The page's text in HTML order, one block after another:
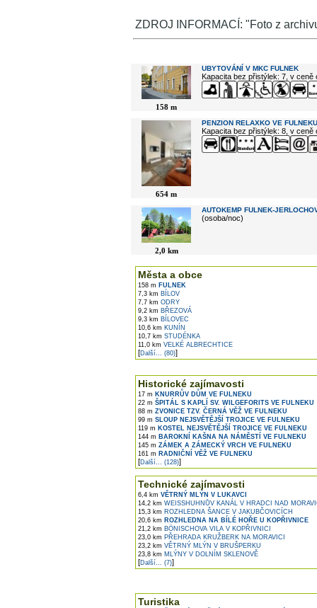
ZDROJ INFORMACÍ: "Foto z
158 m
UBYTOVÁNÍ V MKC FULNEK
Kapacita bez přistýlek: 7, v ceně
654 m
PENZION RELAXKO VE FULNEKU
Kapacita bez přistýlek: 8, v ceně
2,0 km
AUTOKEMP FULNEK-
(osoba/noc)
Města a obce
158 m FULNEK
7,3 km BÍLOV
7,7 km ODRY
9,2 km BŘEZOVÁ
9,3 km BÍLOVEC
10,6 km KUNÍN
10,7 km STUDÉNKA
11,0 km VELKÉ ALBRECHTICE
[Další... (80)]
Historické zajímavosti
17 m KNURRŮV DŮM VE FULNEKU
22 m ŠPITÁL S KAPLÍ SV. WILGEFORITS VE FULNEKU
88 m ZVONICE TZV. ČERNÁ VĚŽ VE FULNEKU
99 m SLOUP NEJSVĚTĚJŠÍ TROJICE VE FULNEKU
119 m KOSTEL NEJSVĚTĚJŠÍ TROJICE VE FULNEKU
144 m BAROKNÍ KAŠNA NA NÁMĚSTÍ VE FULNEKU
145 m ZÁMEK A ZÁMECKÝ VRCH VE FULNEKU
161 m RADNIČNÍ VĚŽ VE FULNEKU
[Další... (128)]
Technické zajímavosti
6,4 km VĚTRNÝ MLÝN V LUKAVCI
14,2 km WEISSHUHNŮV KANÁL V HRADCI NAD
15,3 km ROZHLEDNA ŠANCE V JAKUBČOVICÍCH
20,6 km ROZHLEDNA NA BÍLÉ HOŘE U KOPŘIVNICE
21,2 km BÖNISCHOVA VILA V KOPŘIVNICI
23,0 km PŘEHRADA KRUŽBERK NA MORAVICI
23,2 km VĚTRNÝ MLÝN V BRUŠPERKU
23,8 km MLÝNY V DOLNÍM SKLENOVĚ
[Další... (7)]
Turistika